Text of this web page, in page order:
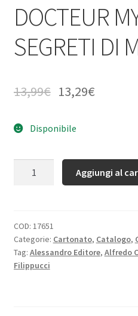
DOCTEUR
SEGRETI DI
13,99€ 13,29€
Disponibile
Aggiungi al
COD: 17651
Categorie: Cartonato, Catalogo,
Tag: Alessandro Editore, Alfredo
Filippucci